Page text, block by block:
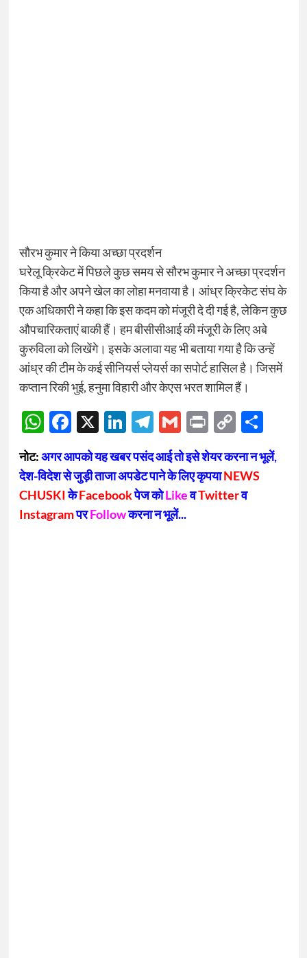
सौरभ कुमार ने किया अच्छा प्रदर्शन
घरेलू क्रिकेट में पिछले कुछ समय से सौरभ कुमार ने अच्छा प्रदर्शन
किया है और अपने खेल का लोहा मनवाया है। आंध्र क्रिकेट संघ के
एक अधिकारी ने कहा कि इस कदम को मंजूरी दे दी गई है, लेकिन कुछ
औपचारिकताएं बाकी हैं। हम बीसीसीआई की मंजूरी के लिए अबे
कुरुविला को लिखेंगे। इसके अलावा यह भी बताया गया है कि उन्हें
आंध्र की टीम के कई सीनियर्स प्लेयर्स का सपोर्ट हासिल है। जिसमें
कप्तान रिकी भुई, हनुमा विहारी और केएस भरत शामिल हैं।
WhatsApp
Facebook
X LinkedIn
Telegram
Gmail
Print
Copy
Link
नोट:अगर आपको यह खबर पसंद आई तो इसे शेयर करना न भूलें,
देश-विदेश से जुड़ी ताजा अपडेट पाने के लिए कृपयाNEWS
CHUSKIकेFacebookपेज कोLikeवTwitterव
InstagramपरFollowकरना न भूलें...